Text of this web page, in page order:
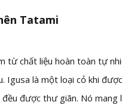
Tatami
từ chất liệu hoàn toàn tự
Igusa là một loại cỏ khi
được thư giãn. Nó